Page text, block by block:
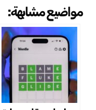
مواضيع مشابهة: